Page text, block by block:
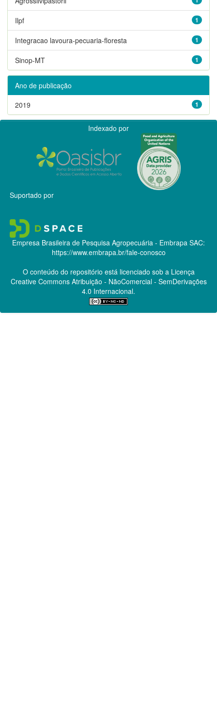
1
Ilpf
1
Integracao lavoura-pecuaria-floresta
1
Sinop-MT
Ano de publicação
1
2019
Indexado por
Suportado por
Empresa Brasileira de Pesquisa Agropecuária - Embrapa SAC:
https://www.embrapa.br/fale-conosco
O conteúdo do repositório está licenciado sob a Licença
Creative CommonsAtribuição - NãoComercial - SemDerivações
4.0 Internacional.